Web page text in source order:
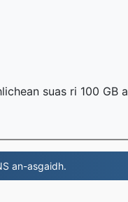
suas ri 100 GB a
an-asgaidh.